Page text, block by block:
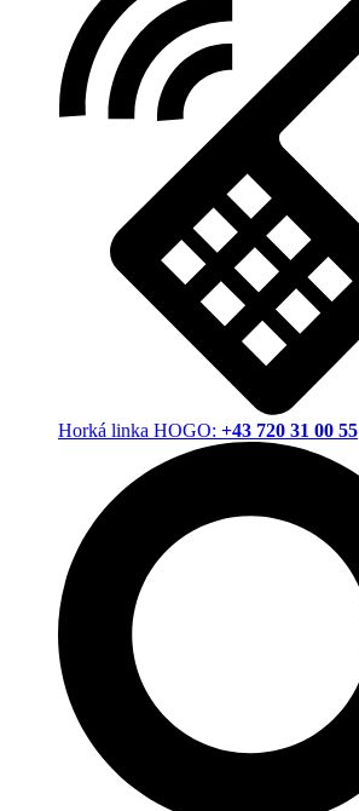
Horká linka HOGO: +43 720 31 00 55